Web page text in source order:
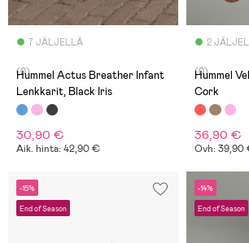
7 JÄLJELLÄ
(0)
Hummel Actus Breather Infant
Lenkkarit, Black Iris
30,90 €
Aik. hinta: 42,90 €
2
(0)
Hummel
Cork
36,90 €
Ovh: 39,90
-15%
End of Season
-14%
End of Season